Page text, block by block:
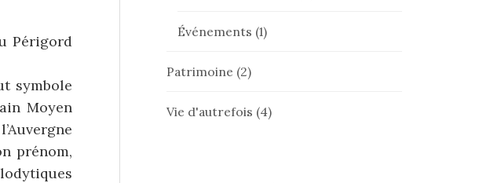
Périgord
symbole
Moyen
prénom,
Événements (1)
Patrimoine (2)
Vie d'autrefois (4)